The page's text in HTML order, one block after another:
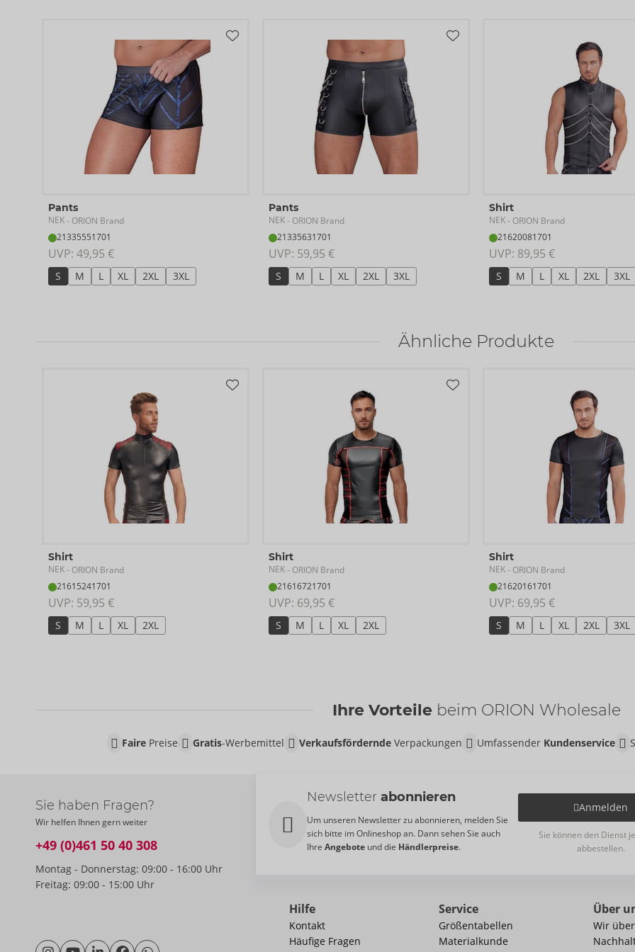
Pants
NEK- ORION Brand
21335551701
UVP: 49,95 €
S M L XL 2XL 3XL
Pants
NEK- ORION Brand
21335631701
UVP: 59,95 €
S M L XL 2XL 3XL
Shirt
NEK- ORION Brand
21620081701
UVP: 89,95 €
S M L XL 2XL 3XL
Ähnliche Produkte
Shirt
NEK- ORION Brand
21615241701
UVP: 59,95 €
S M L XL 2XL
Shirt
NEK- ORION Brand
21616721701
UVP: 69,95 €
S M L XL 2XL
Shirt
NEK- ORION Brand
21620161701
UVP: 69,95 €
S M L XL 2XL 3XL
Ihre Vorteile beim ORION Wholesale
FairePreise Gratis-Werbemittel VerkaufsförderndeVerpackungen Umfassender Kundenservice
Sie haben Fragen?
Wir helfen Ihnen gern weiter
+49 (0)461 50 40 308
Montag - Donnerstag: 09:00 - 16:00 Uhr
Freitag: 09:00 - 15:00 Uhr
Newsletter abonnieren
Um unseren Newsletter zu abonnieren, melden Sie
sich bitte im Onlineshop an. Dann sehen Sie auch
Ihre Angebote und die Händlerpreise.
Anmelden
Sie können den Dienst
abbestellen.
Hilfe
Kontakt
Häufige Fragen
Service
Größentabellen
Materialkunde
Über
Wir